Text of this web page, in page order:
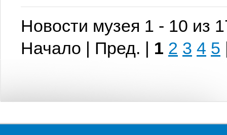
Новости музея 1 - 10 из
Начало | Пред. | 1 2 3 4 5